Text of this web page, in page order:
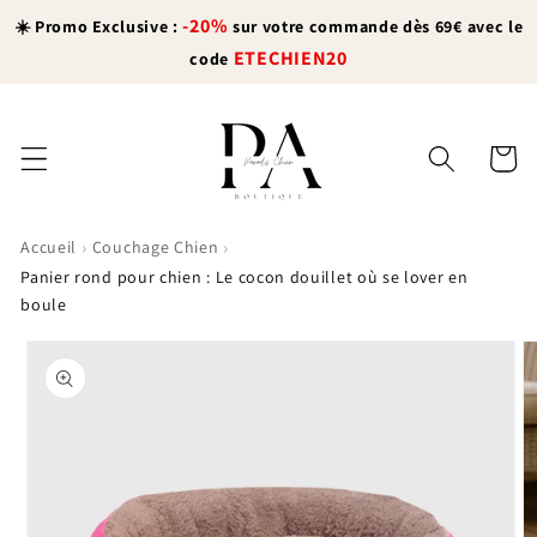
passer
☀️ Promo Exclusive :-20% sur votre commande dès 69€ avec le
code ETECHIEN20
Panier
Accueil › Couchage Chien ›
Panier rond pour chien : Le cocon douillet où se lover en
boule
informations
produits